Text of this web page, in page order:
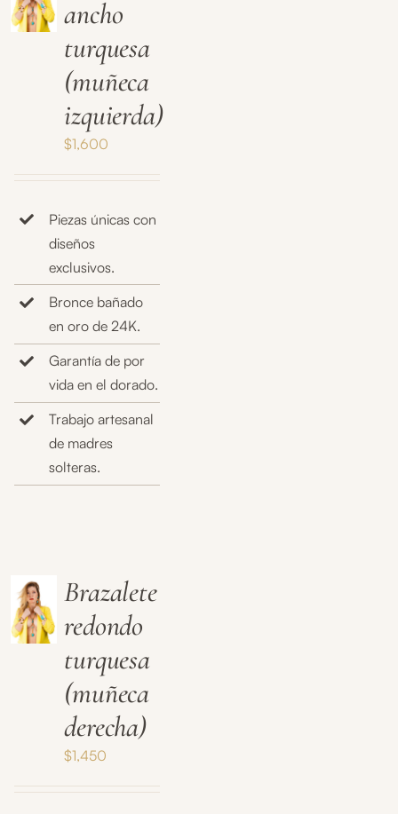
ancho
turquesa
(muñeca
izquierda)
$1,600
Piezas únicas con
diseños
exclusivos.
Bronce bañado
en oro de 24K.
Garantía de por
vida en el dorado.
Trabajo artesanal
de madres
solteras.
Brazalete
redondo
turquesa
(muñeca
derecha)
$1,450